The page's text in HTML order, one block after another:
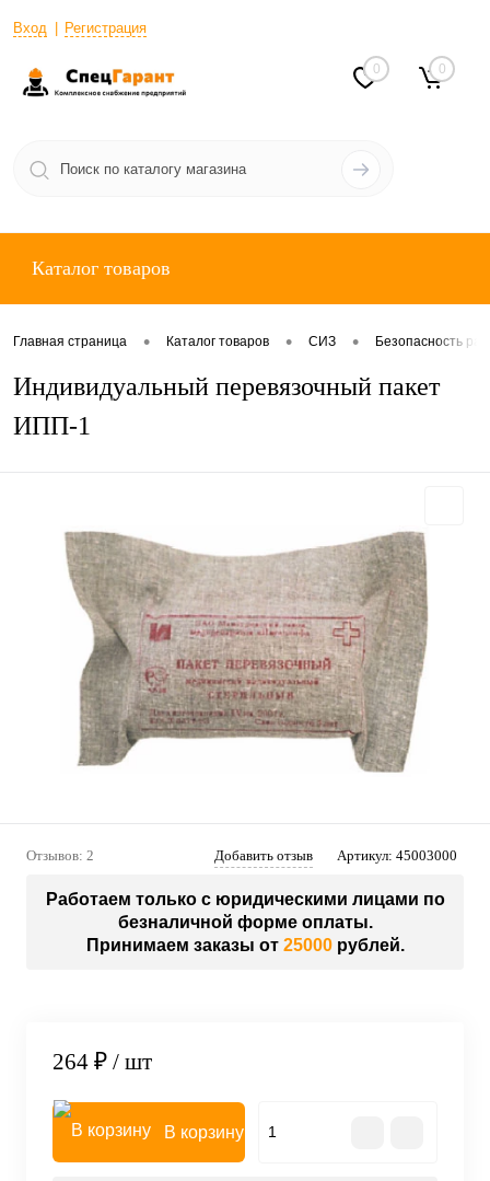
Вход Регистрация
0 0
Каталог товаров
Главная страница • Каталог товаров • СИЗ • Безопасность
Индивидуальный перевязочный пакет
ИПП-1
Отзывов: 2 Добавить отзыв Артикул: 45003000
Работаем только с юридическими лицами по
безналичной форме оплаты.
Принимаем заказы от 25000рублей.
264 ₽ / шт
В корзину